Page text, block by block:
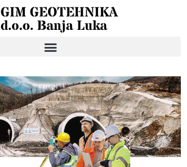
GIM GEOTEHNIKA
d.o.o. Banja Luka